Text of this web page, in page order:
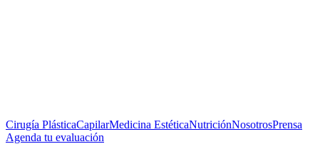
Cirugía PlásticaCapilarMedicina EstéticaNutriciónNosotrosPrensa
Agenda tu evaluación